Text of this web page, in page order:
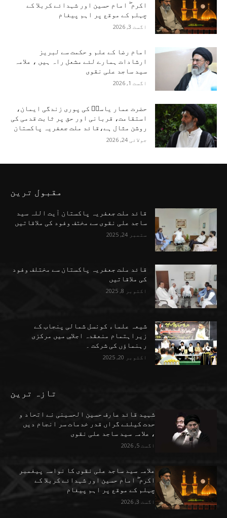
اکرم ۖ امام حسین اور شہدائے کربلا کے
چہلم کے موقع پر اہم پیغام
اگست 3, 2026
امام رضا کے علم و حکمت سے لبریز
ارشادات ہمارے لئے مشعل راہ ہیں ، علامہ
سید ساجد علی نقوی
اگست 1, 2026
حضرت عمار یاسرؑ کی پوری زندگی ایمان،
استقامت، قربانی اور حق پر ثابت قدمی کی
روشن مثال ہے،قائد ملت جعفریہ پاکستان
جولائی 24, 2026
مقبول ترین
قائد ملت جعفریہ پاکستان آیت اللہ سید
ساجد علی نقوی سے مختف وفود کی ملاقاتیں
ستمبر 24, 2025
قائد ملت جعفریہ پاکستان سے مختلف وفود
کی ملاقاتیں
اکتوبر 8, 2025
شیعہ علماء کونسل شمالی پنجاب کے
زیراہتمام منعقدہ اجلاسِ میں مرکزی
رہنماؤں کی شرکت ۔
اکتوبر 20, 2025
تازہ ترین
شہید قائد عارف حسین الحسینی نے اتحاد و
حدت کیلئے گراں قدر خدمات سر انجام دیں
، علامہ سید ساجد علی نقوی
اگست 5, 2026
علامہ سید ساجد علی نقوی کا نواسہ پیغمبر
اکرم ۖ امام حسین اور شہدائے کربلا کے
چہلم کے موقع پر اہم پیغام
اگست 3, 2026